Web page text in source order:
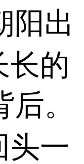
阳出
长的
。
头一